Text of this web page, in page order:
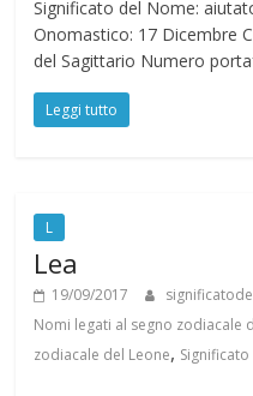
Significato del Nome:
Onomastico: 17 Dicembre
del Sagittario Numero
Leggi tutto
L
Lea
19/09/2017
Nomi legati al segno zodiacale
zodiacale del Leone,